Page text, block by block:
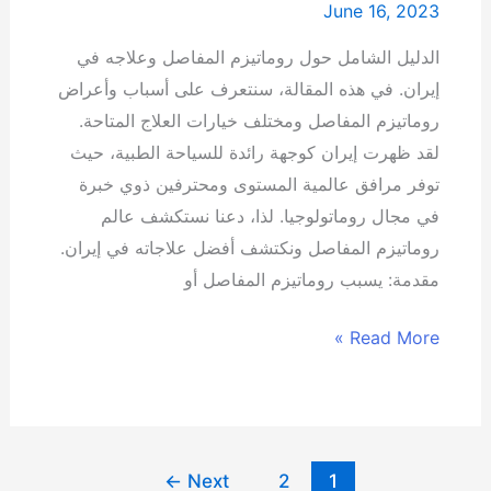
June 16, 2023
الدليل الشامل حول روماتيزم المفاصل وعلاجه في
إيران. في هذه المقالة، سنتعرف على أسباب وأعراض
روماتيزم المفاصل ومختلف خيارات العلاج المتاحة.
لقد ظهرت إيران كوجهة رائدة للسياحة الطبية، حيث
توفر مرافق عالمية المستوى ومحترفين ذوي خبرة
في مجال روماتولوجيا. لذا، دعنا نستكشف عالم
روماتيزم المفاصل ونكتشف أفضل علاجاته في إيران.
مقدمة: يسبب روماتيزم المفاصل أو
Read More »
1
2
Next
←